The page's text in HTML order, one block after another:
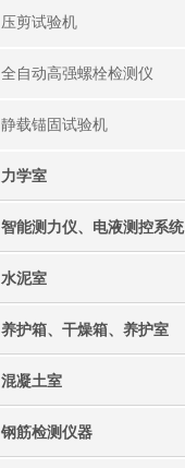
压剪试验机
全自动高强螺栓检测仪
静载锚固试验机
力学室
智能测力仪、电液测控系统
水泥室
养护箱、干燥箱、养护室
混凝土室
钢筋检测仪器